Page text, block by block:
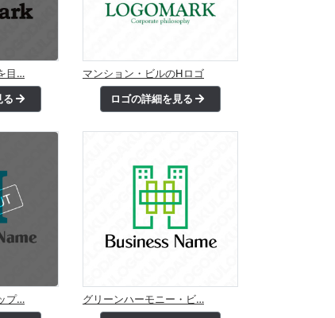
目…
る
マンション・ビルのHロゴ
ロゴの詳細を見る
プ… グリーンハーモニー・ビ…